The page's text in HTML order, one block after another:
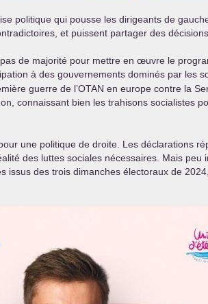
politique qui pousse les dirigeants de
et puissent partager des décisions.
de majorité pour mettre en œuvre le
à des gouvernements dominés par les
guerre de l’OTAN en europe contre la
connaissant bien les trahisons socialistes
une politique de droite. Les déclarations
des luttes sociales nécessaires. Mais
des trois dimanches électoraux de